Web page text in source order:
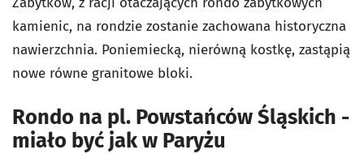
kamienic, na rondzie zostanie zachowana historyczna
nawierzchnia. Poniemiecką, nierówną kostkę, zastąpią
nowe równe granitowe bloki.
Rondo na pl. Powstańców Śląskich -
miało być jak w Paryżu